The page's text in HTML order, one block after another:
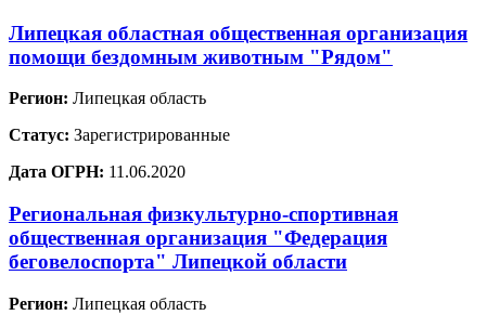
Липецкая областная общественная организация
помощи бездомным животным "Рядом"
Регион: Липецкая область
Статус: Зарегистрированные
Дата ОГРН: 11.06.2020
Региональная физкультурно-спортивная
общественная организация "Федерация
беговелоспорта" Липецкой области
Регион: Липецкая область